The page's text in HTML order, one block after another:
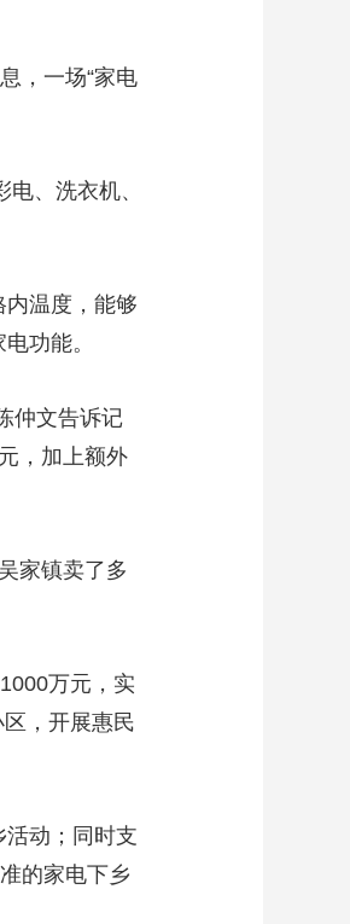
，一场“家电
、洗衣机、
温度，能够
功能。
仲文告诉记
，加上额外
家镇卖了多
万元，实
，开展惠民
动；同时支
的家电下乡